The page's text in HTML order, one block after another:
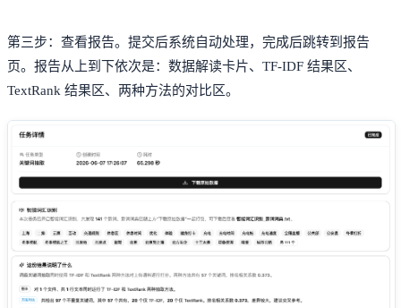
第三步：查看报告。提交后系统自动处理，完成后跳转到报告
页。报告从上到下依次是：数据解读卡片、TF-IDF 结果区、
TextRank 结果区、两种方法的对比区。